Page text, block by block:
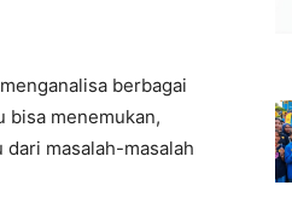
berbagai
bisa menemukan,
masalah-masalah